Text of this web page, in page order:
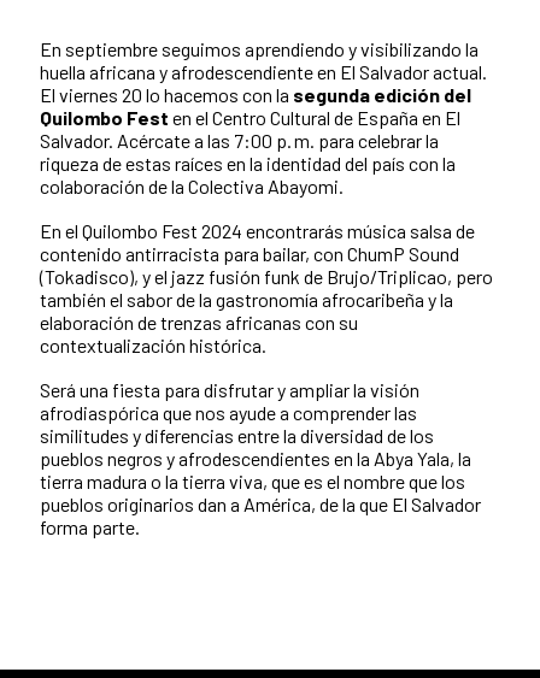
En septiembre seguimos aprendiendo y visibilizando la
huella africana y afrodescendiente en El Salvador actual.
El viernes 20 lo hacemos con la segunda edición del
Quilombo Fest en el Centro Cultural de España en El
Salvador. Acércate a las 7:00 p. m. para celebrar la
riqueza de estas raíces en la identidad del país con la
colaboración de la Colectiva Abayomi.
En el Quilombo Fest 2024 encontrarás música salsa de
contenido antirracista para bailar, con ChumP Sound
(Tokadisco), y el jazz fusión funk de Brujo/Triplicao, pero
también el sabor de la gastronomía afrocaribeña y la
elaboración de trenzas africanas con su
contextualización histórica.
Será una fiesta para disfrutar y ampliar la visión
afrodiaspórica que nos ayude a comprender las
similitudes y diferencias entre la diversidad de los
pueblos negros y afrodescendientes en la Abya Yala, la
tierra madura o la tierra viva, que es el nombre que los
pueblos originarios dan a América, de la que El Salvador
forma parte.